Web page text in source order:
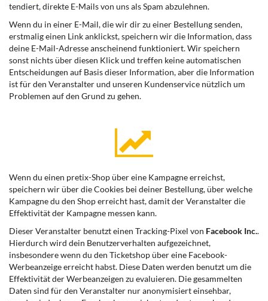
tendiert, direkte E-Mails von uns als Spam abzulehnen.
Wenn du in einer E-Mail, die wir dir zu einer Bestellung senden,
erstmalig einen Link anklickst, speichern wir die Information, dass
deine E-Mail-Adresse anscheinend funktioniert. Wir speichern
sonst nichts über diesen Klick und treffen keine automatischen
Entscheidungen auf Basis dieser Information, aber die Information
ist für den Veranstalter und unseren Kundenservice nützlich um
Problemen auf den Grund zu gehen.
Wenn du einen pretix-Shop über eine Kampagne erreichst,
speichern wir über die Cookies bei deiner Bestellung, über welche
Kampagne du den Shop erreicht hast, damit der Veranstalter die
Effektivität der Kampagne messen kann.
Dieser Veranstalter benutzt einen Tracking-Pixel von Facebook Inc..
Hierdurch wird dein Benutzerverhalten aufgezeichnet,
insbesondere wenn du den Ticketshop über eine Facebook-
Werbeanzeige erreicht habst. Diese Daten werden benutzt um die
Effektivität der Werbeanzeigen zu evaluieren. Die gesammelten
Daten sind für den Veranstalter nur anonymisiert einsehbar,